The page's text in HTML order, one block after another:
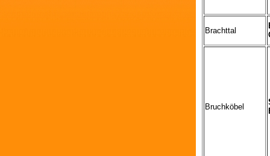
Brachttal
Bruchköbel